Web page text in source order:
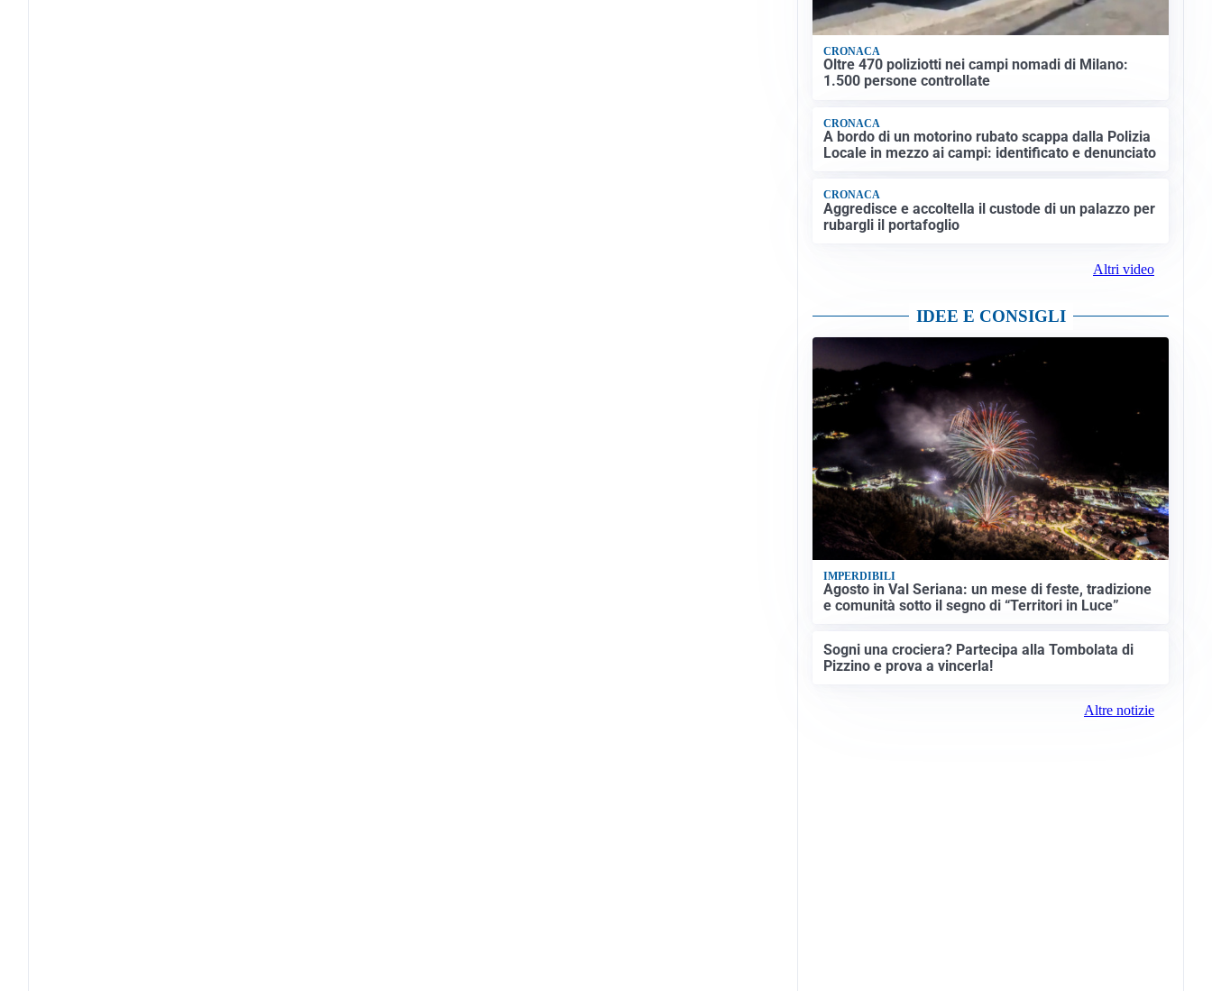
CRONACA
Oltre 470 poliziotti nei campi nomadi di Milano:
1.500 persone controllate
CRONACA
A bordo di un motorino rubato scappa dalla Polizia
Locale in mezzo ai campi: identificato e denunciato
CRONACA
Aggredisce e accoltella il custode di un palazzo per
rubargli il portafoglio
Altri video
IDEE E CONSIGLI
IMPERDIBILI
Agosto in Val Seriana: un mese di feste, tradizione
e comunità sotto il segno di “Territori in Luce”
Sogni una crociera? Partecipa alla Tombolata di
Pizzino e prova a vincerla!
Altre notizie